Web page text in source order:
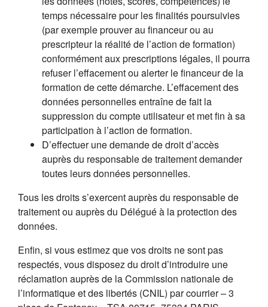
temps nécessaire pour les finalités poursuivies
(par exemple prouver au financeur ou au
prescripteur la réalité de l’action de formation)
conformément aux prescriptions légales, il pourra
refuser l’effacement ou alerter le financeur de la
formation de cette démarche. L’effacement des
données personnelles entraîne de fait la
suppression du compte utilisateur et met fin à sa
participation à l’action de formation.
D’effectuer une demande de droit d’accès
auprès du responsable de traitement demander
toutes leurs données personnelles.
Tous les droits s’exercent auprès du responsable de
traitement ou auprès du Délégué à la protection des
données.
Enfin, si vous estimez que vos droits ne sont pas
respectés, vous disposez du droit d’introduire une
réclamation auprès de la Commission nationale de
l’informatique et des libertés (CNIL) par courrier – 3